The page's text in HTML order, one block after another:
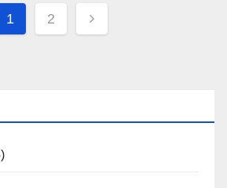
文
1 2